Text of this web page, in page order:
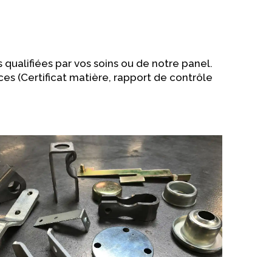
par vos soins ou de notre panel.
(Certificat matière, rapport de contrôle